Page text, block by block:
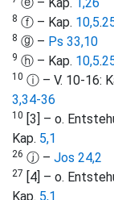
8 ⓕ – Kap. 10,5.
8 ⓖ – Ps 33,10
9 ⓗ – Kap. 10,5.
10 ⓘ – V. 10-16:
3,34-36
10
[3] – o.
Kap. 5,1
26 ⓙ – Jos 24,2
27
[4] – o.
Kap. 5,1